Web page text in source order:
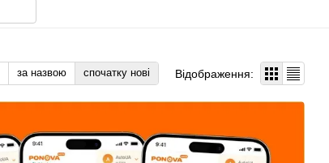
за назвою спочатку нові Відображення: